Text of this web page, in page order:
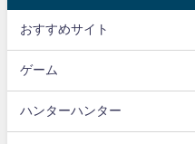
おすすめサイト
ゲーム
ハンターハンター